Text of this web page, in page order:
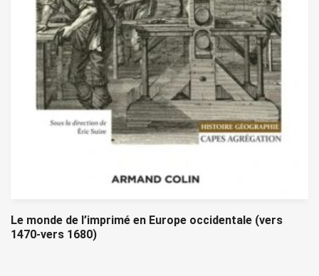
Le monde de l’imprimé en Europe occidentale (vers
1470-vers 1680)